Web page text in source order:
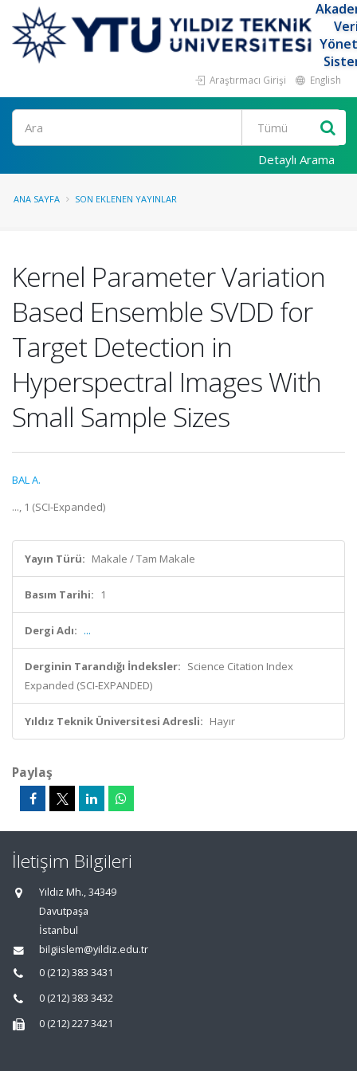
Araştırmacı Girişi English
Ara
Detaylı Arama
ANA SAYFA SON EKLENEN YAYINLAR
Kernel Parameter Variation
Based Ensemble SVDD for
Target Detection in
Hyperspectral Images With
Small Sample Sizes
BAL A.
..., 1 (SCI-Expanded)
Yayın Türü: Makale / Tam Makale
Basım Tarihi: 1
Dergi Adı: ...
Derginin Tarandığı İndeksler: Science Citation Index
Expanded (SCI-EXPANDED)
Yıldız Teknik Üniversitesi Adresli: Hayır
Paylaş
İletişim Bilgileri
Yıldız Mh., 34349
Davutpaşa
İstanbul
bilgiislem@yildiz.edu.tr
0 (212) 383 3431
0 (212) 383 3432
0 (212) 227 3421